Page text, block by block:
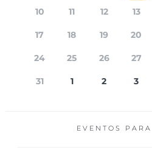
10 11 12 13
17 18 19 20
24 25 26 27
31 1 2 3
EVENTOS PARA